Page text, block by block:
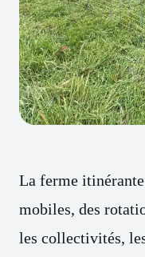
La ferme
mobiles, des
les collectivités,